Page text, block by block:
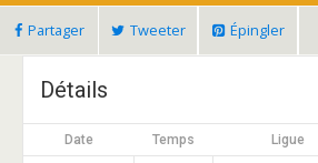
Partager Tweeter Épingler
Détails
Date Temps Ligue